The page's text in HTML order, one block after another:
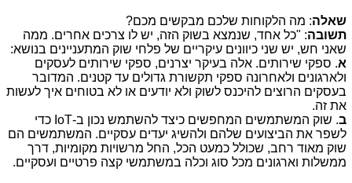
שאלה: מה הלקוחות שלכם מבקשים מכם?
תשובה: "כל אחד, שנמצא בשוק הזה, יש לו צרכים אחרים. ממה
שאני חש, יש שני כיוונים עיקריים של פלחי שוק המתעניינים בנושא:
א. ספקי שירותים. אלה בעיקר יצרנים, ספקי שירותים לעסקים
ולארגונים ולאחרונה ספקי תקשורת גדולים עד קטנים. המדובר
בעסקים הרוצים להיכנס לשוק ולא יודעים או לא בטוחים איך לעשות
את זה.
ב. שוק המשתמשים המחפשים כיצד להשתמש נכון ב-IoT כדי
לשפר את הביצועים שלהם ולהשיג יעדים עסקיים. המשתמשים הם
שוק מאוד רחב, שכולל כמעט הכל, החל מרשויות מקומיות, דרך
ממשלות וארגונים מכל סוג וכלה במשתמשי קצה פרטיים ועסקיים.